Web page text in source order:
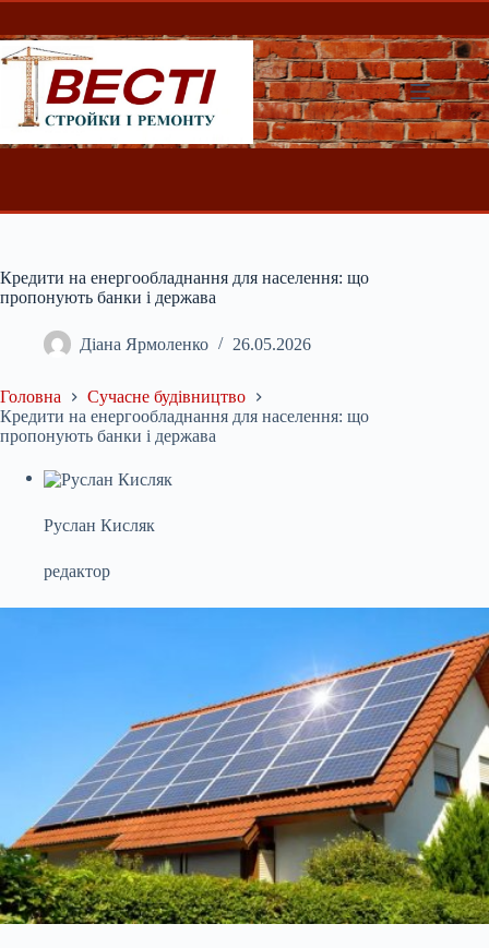
Перейти
вмісту
Кредити на енергообладнання для населення: що
пропонують банки і держава
Діана Ярмоленко 26.05.2026
Головна
Сучасне будівництво
Кредити на енергообладнання для населення: що
пропонують банки і держава
Руслан Кисляк
редактор